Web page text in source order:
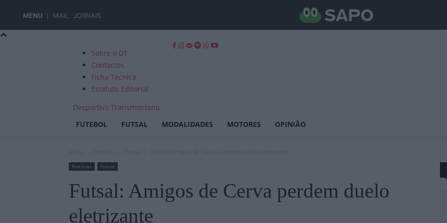
MENU MAIL JORNAIS
Sobre o DT
Contactos
Ficha Técnica
Estatuto Editorial
Desportivo Transmontano
FUTEBOL
FUTSAL MODALIDADES MOTORES OPINIÃO
Notícias Futsal
Futsal: Amigos de Cerva perdem duelo
eletrizante